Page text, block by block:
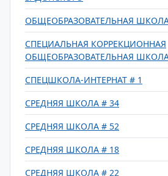
ОБЩЕОБРАЗОВАТЕЛЬНАЯ
СПЕЦИАЛЬНАЯ КОРРЕКЦИОННАЯ
ОБЩЕОБРАЗОВАТЕЛЬНАЯ
СПЕЦШКОЛА-ИНТЕРНАТ # 1
СРЕДНЯЯ ШКОЛА # 34
СРЕДНЯЯ ШКОЛА # 52
СРЕДНЯЯ ШКОЛА # 18
СРЕДНЯЯ ШКОЛА # 22